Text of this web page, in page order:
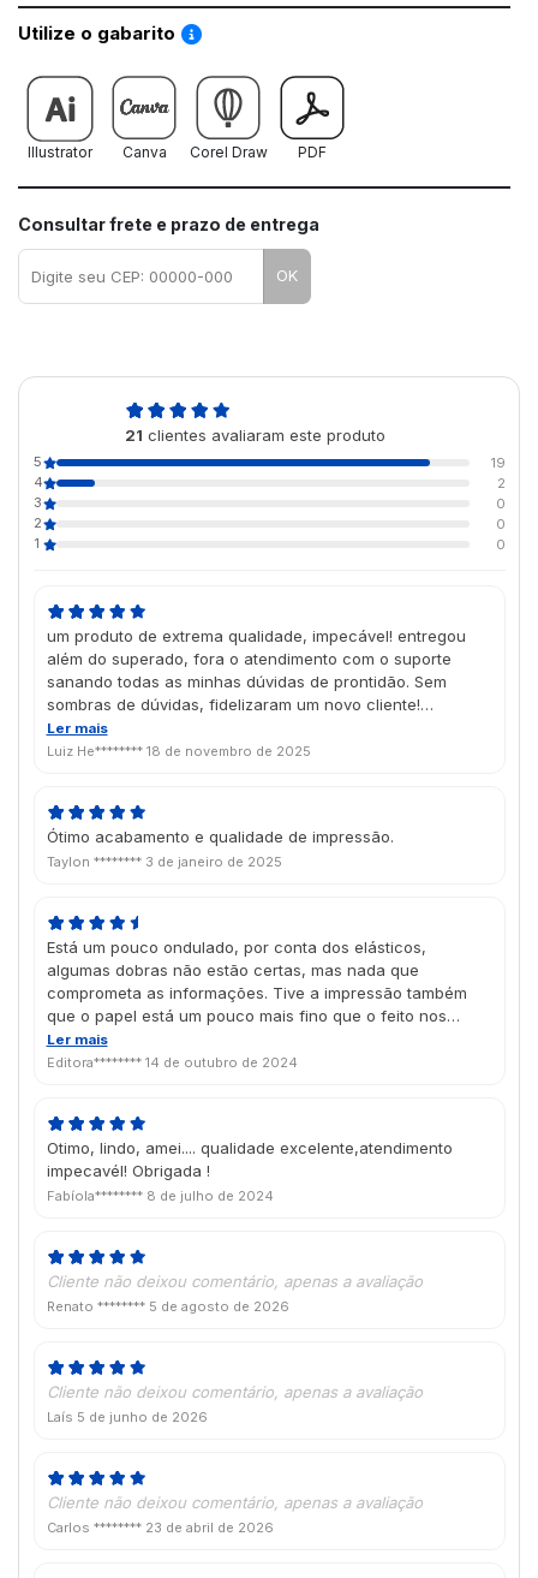
Utilize o gabarito Saiba como utilizar os nossos gabaritos
Illustrator Canva Corel Draw PDF
Consultar frete e prazo de entrega
OK
21 clientes avaliaram este produto
5
19
4
2
3
0
2
0
1
0
um produto de extrema qualidade, impecável! entregou
além do superado, fora o atendimento com o suporte
sanando todas as minhas dúvidas de prontidão. Sem
sombras de dúvidas, fidelizaram um novo cliente!
Parabéns todo o time da Futura.
Ler mais
Luiz He******** 18 de novembro de 2025
Ótimo acabamento e qualidade de impressão.
Taylon ******** 3 de janeiro de 2025
Está um pouco ondulado, por conta dos elásticos,
algumas dobras não estão certas, mas nada que
comprometa as informações. Tive a impressão também
que o papel está um pouco mais fino que o feito nos
últimos anos.
Ler mais
Editora******** 14 de outubro de 2024
Otimo, lindo, amei.... qualidade excelente,atendimento
impecavél! Obrigada !
Fabíola******** 8 de julho de 2024
Cliente não deixou comentário, apenas a avaliação
Renato ******** 5 de agosto de 2026
Cliente não deixou comentário, apenas a avaliação
Laís 5 de junho de 2026
Cliente não deixou comentário, apenas a avaliação
Carlos ******** 23 de abril de 2026